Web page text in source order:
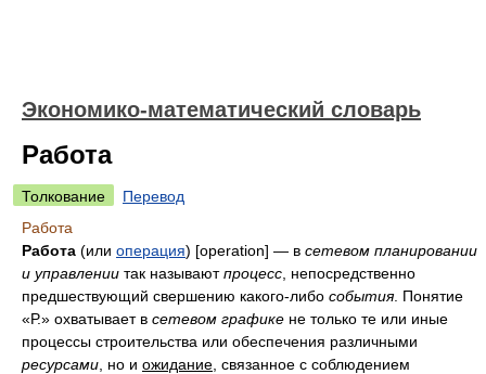
Экономико-математический словарь
Работа
Толкование
Перевод
Работа
Работа (или операция) [ope­ration] — в сетевом планировании
и управлении так называютпроцесс , непосредственно
предшествующий свершению какого-либо события. Понятие
«Р.» охватывает в сетевом графике не только те или иные
процессы строительства или обеспечения различными
ресурсами , но и ожидание , связанное с соблюдением